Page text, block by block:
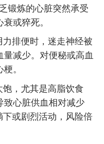
锻炼的心脏突然承受
或猝死。
排便时，迷走神经被
减少。对便秘或高血
。
饱，尤其是高脂饮食
致心脏供血相对减少
下或剧烈活动，风险倍